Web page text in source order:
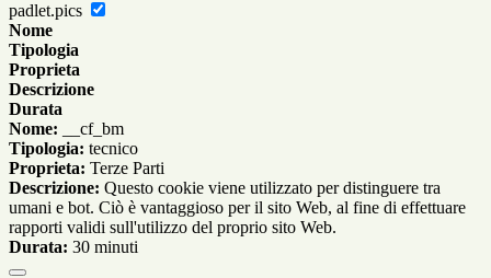
padlet.pics
Nome
Tipologia
Proprieta
Descrizione
Durata
Nome: __cf_bm
Tipologia: tecnico
Proprieta: Terze Parti
Descrizione: Questo cookie viene utilizzato per distinguere tra
umani e bot. Ciò è vantaggioso per il sito Web, al fine di effettuare
rapporti validi sull'utilizzo del proprio sito Web.
Durata: 30 minuti